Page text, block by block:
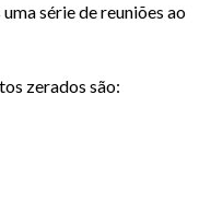
série de reuniões ao
zerados são: